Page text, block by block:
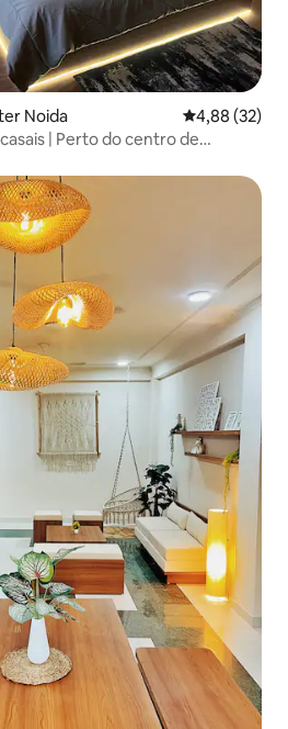
Noida Classificação
4,88 (32)
| Perto do centro de